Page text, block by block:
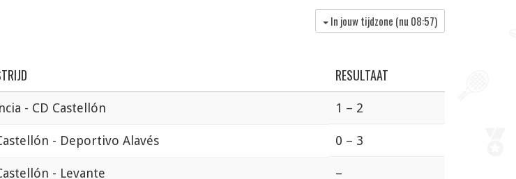
In jouw tijdzone (nu 08:57)
RESULTAAT
- CD Castellón 1 – 2
- Deportivo Alavés 0 – 3
- Levante –